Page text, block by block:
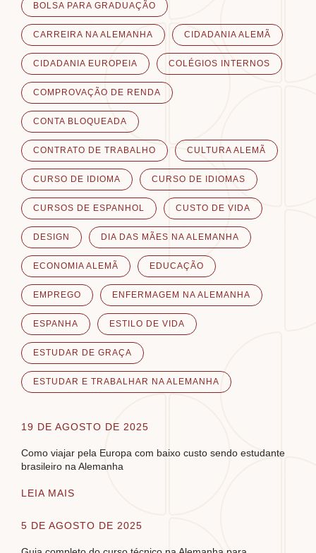
BOLSA PARA GRADUAÇÃO
CARREIRA NA ALEMANHA CIDADANIA ALEMÃ
CIDADANIA EUROPEIA COLÉGIOS INTERNOS
COMPROVAÇÃO DE RENDA
CONTA BLOQUEADA
CONTRATO DE TRABALHO CULTURA ALEMÃ
CURSO DE IDIOMA CURSO DE IDIOMAS
CURSOS DE ESPANHOL CUSTO DE VIDA
DESIGN DIA DAS MÃES NA ALEMANHA
ECONOMIA ALEMÃ EDUCAÇÃO
EMPREGO ENFERMAGEM NA ALEMANHA
ESPANHA ESTILO DE VIDA
ESTUDAR DE GRAÇA
ESTUDAR E TRABALHAR NA ALEMANHA
19 DE AGOSTO DE 2025
Como viajar pela Europa com baixo custo sendo estudante
brasileiro na Alemanha
LEIA MAIS
5 DE AGOSTO DE 2025